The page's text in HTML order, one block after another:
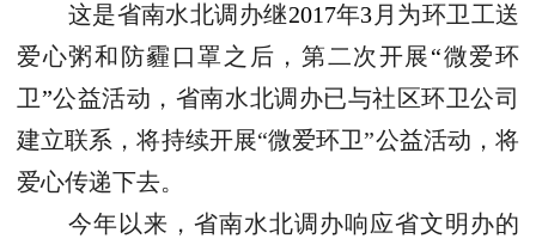
这是省南水北调办继2017年3 月为环卫工送
爱心粥和防霾口罩之后，第二次开展“微爱环
卫”公益活动，省南水北调办已与社区环卫公司
建立联系，将持续开展“微爱环卫”公益活动，将
爱心传递下去。
今年以来，省南水北调办响应省文明办的